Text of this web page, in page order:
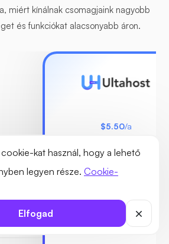
kat használ, hogy a lehető
legyen része. Cookie-
Elfogad
miért kínálnak csomagjaink nagyobb
és funkciókat alacsonyabb áron.
$5.50/a
Legfeljebb 7
1 GB